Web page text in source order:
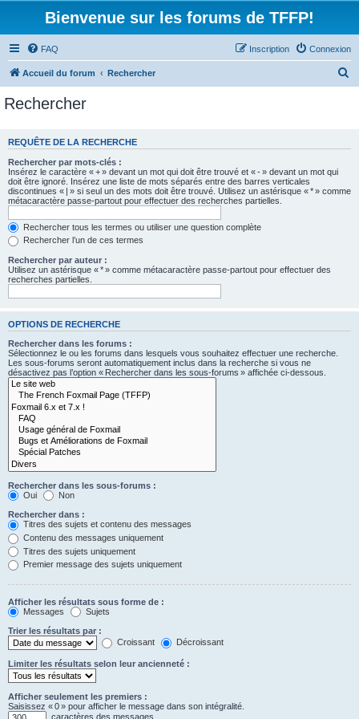
Bienvenue sur les forums de TFFP!
FAQ Connexion
Inscription
Accueil du forum Rechercher
e
Rechercher
REQUÊTE DE LA RECHERCHE
Rechercher par mots-clés :
Insérez le caractère « + » devant un mot qui doit être trouvé et « - » devant un mot qui
doit être ignoré. Insérez une liste de mots séparés entre des barres verticales
discontinues « | » si seul un des mots doit être trouvé. Utilisez un astérisque « * » comme
métacaractère passe-partout pour effectuer des recherches partielles.
Rechercher tous les termes ou utiliser une question complète
Rechercher l’un de ces termes
Rechercher par auteur :
Utilisez un astérisque « * » comme métacaractère passe-partout pour effectuer des
recherches partielles.
OPTIONS DE RECHERCHE
Rechercher dans les forums :
Sélectionnez le ou les forums dans lesquels vous souhaitez effectuer une recherche.
Les sous-forums seront automatiquement inclus dans la recherche si vous ne
désactivez pas l’option « Rechercher dans les sous-forums » affichée ci-dessous.
Rechercher dans les sous-forums :
Oui
Non
Rechercher dans :
Titres des sujets et contenu des messages
Contenu des messages uniquement
Titres des sujets uniquement
Premier message des sujets uniquement
Afficher les résultats sous forme de :
Messages
Sujets
Trier les résultats par :
Croissant
Décroissant
Limiter les résultats selon leur ancienneté :
Afficher seulement les premiers :
Saisissez « 0 » pour afficher le message dans son intégralité.
caractères des messages